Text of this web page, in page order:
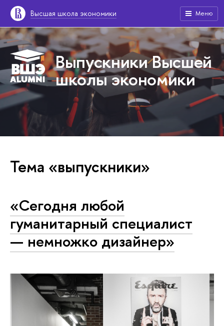
Высшая школа экономики Меню
Выпускники Высшей
школы экономики
Тема «выпускники»
«Сегодня любой
гуманитарный специалист
— немножко дизайнер»